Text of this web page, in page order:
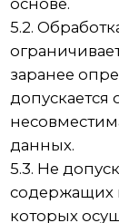
данных,
обязательному
8. Порядок
других видов
Безопасность
обрабатываются
путем реализации
организационных
необходимых для
объеме